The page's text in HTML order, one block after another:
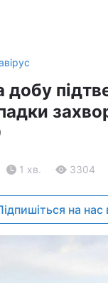
добу
1 хв. 3304
на нас